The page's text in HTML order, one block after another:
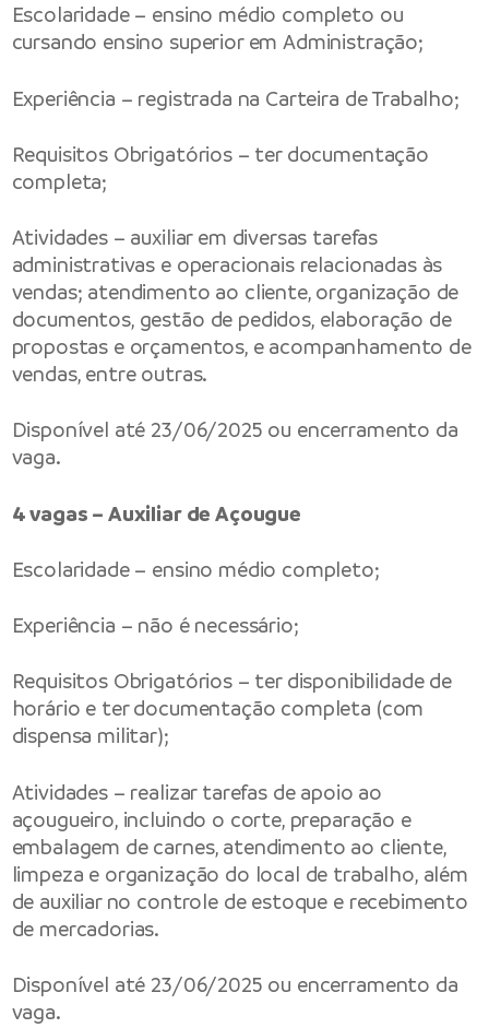
Escolaridade – ensino médio completo ou
cursando ensino superior em Administração;
Experiência – registrada na Carteira de Trabalho;
Requisitos Obrigatórios – ter documentação
completa;
Atividades – auxiliar em diversas tarefas
administrativas e operacionais relacionadas às
vendas; atendimento ao cliente, organização de
documentos, gestão de pedidos, elaboração de
propostas e orçamentos, e acompanhamento de
vendas, entre outras.
Disponível até 23/06/2025 ou encerramento da
vaga.
4 vagas – Auxiliar de Açougue
Escolaridade – ensino médio completo;
Experiência – não é necessário;
Requisitos Obrigatórios – ter disponibilidade de
horário e ter documentação completa (com
dispensa militar);
Atividades – realizar tarefas de apoio ao
açougueiro, incluindo o corte, preparação e
embalagem de carnes, atendimento ao cliente,
limpeza e organização do local de trabalho, além
de auxiliar no controle de estoque e recebimento
de mercadorias.
Disponível até 23/06/2025 ou encerramento da
vaga.